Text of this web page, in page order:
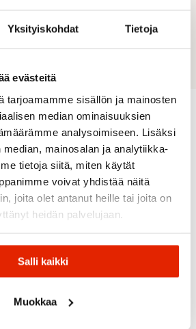
Yksityiskohdat Tietoja
evästeitä
tarjoamamme sisällön ja mainosten
median ominaisuuksien
analysoimiseen. Lisäksi
mainosalan ja analytiikka-
tietoja siitä, miten käytät
voivat yhdistää näitä
joita olet antanut heille tai joita on
heidän palvelujaan.
Salli kaikki
Muokkaa
on or off the trail. Rottefella Back
for you
Rottefella
SALE